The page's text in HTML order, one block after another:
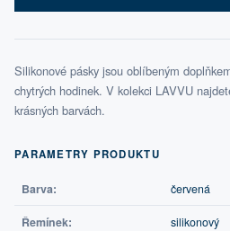
Silikonové pásky jsou oblíbeným
chytrých hodinek. V kolekci LAVVU
krásných barvách.
PARAMETRY PRODUKTU
Barva: červená
Řemínek: silikonový